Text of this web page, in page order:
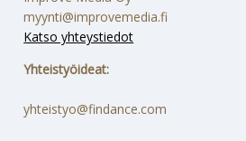
myynti@improvemedia.fi
Katso yhteystiedot
Yhteistyöideat:
yhteistyo@findance.com